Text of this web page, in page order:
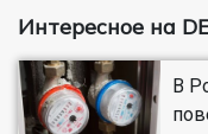
Интересное на
В